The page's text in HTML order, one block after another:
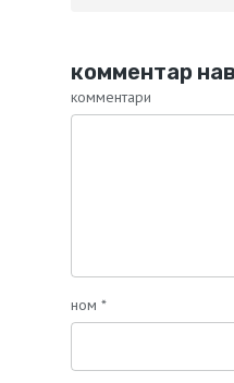
комментар
комментари
ном *